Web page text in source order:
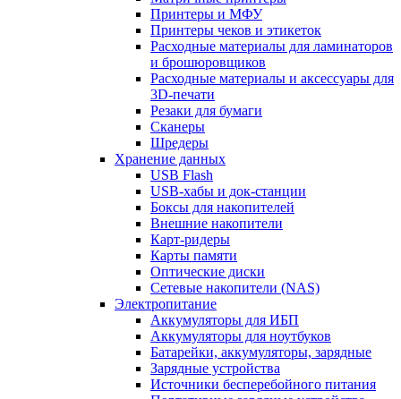
Принтеры и МФУ
Принтеры чеков и этикеток
Расходные материалы для ламинаторов
и брошюровщиков
Расходные материалы и аксессуары для
3D-печати
Резаки для бумаги
Сканеры
Шредеры
Хранение данных
USB Flash
USB-хабы и док-станции
Боксы для накопителей
Внешние накопители
Карт-ридеры
Карты памяти
Оптические диски
Сетевые накопители (NAS)
Электропитание
Аккумуляторы для ИБП
Аккумуляторы для ноутбуков
Батарейки, аккумуляторы, зарядные
Зарядные устройства
Источники бесперебойного питания